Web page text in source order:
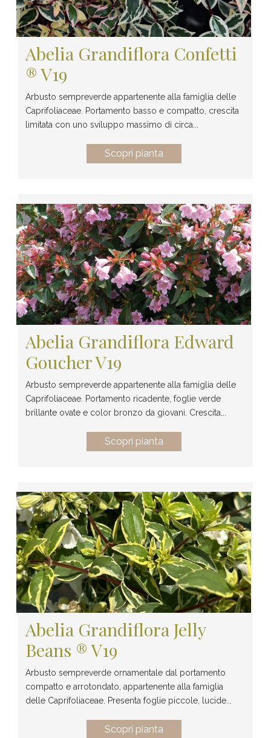
Abelia Grandiflora Confetti
® V19
Arbusto sempreverde appartenente alla famiglia delle
Caprifoliaceae. Portamento basso e compatto, crescita
limitata con uno sviluppo massimo di circa...
Scopri pianta
Abelia Grandiflora Edward
Goucher V19
Arbusto sempreverde appartenente alla famiglia delle
Caprifoliaceae. Portamento ricadente, foglie verde
brillante ovate e color bronzo da giovani. Crescita...
Scopri pianta
Abelia Grandiflora Jelly
Beans ® V19
Arbusto sempreverde ornamentale dal portamento
compatto e arrotondato, appartenente alla famiglia
delle Caprifoliaceae. Presenta foglie piccole, lucide...
Scopri pianta